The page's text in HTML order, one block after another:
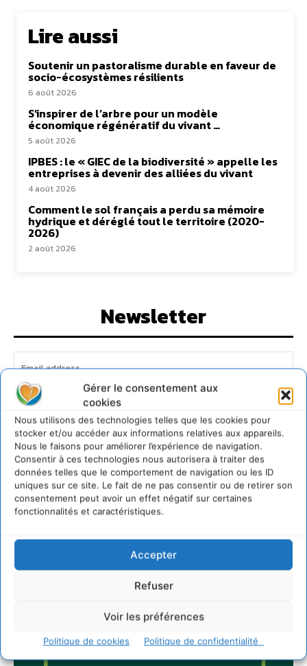
Gérer le consentement aux
cookies
Nous utilisons des technologies telles que les cookies pour
stocker et/ou accéder aux informations relatives aux appareils.
Nous le faisons pour améliorer l’expérience de navigation.
Consentir à ces technologies nous autorisera à traiter des
données telles que le comportement de navigation ou les ID
uniques sur ce site. Le fait de ne pas consentir ou de retirer son
consentement peut avoir un effet négatif sur certaines
fonctionnalités et caractéristiques.
Accepter
Refuser
Voir les préférences
Politique de cookies Politique de confidentialité
Lire aussi
Soutenir un pastoralisme durable en faveur de
socio-écosystèmes résilients
6 août 2026
S’inspirer de l’arbre pour un modèle
économique régénératif du vivant …
5 août 2026
IPBES : le « GIEC de la biodiversité » appelle les
entreprises à devenir des alliées du vivant
4 août 2026
Comment le sol français a perdu sa mémoire
hydrique et déréglé tout le territoire (2020-
2026)
2 août 2026
Newsletter